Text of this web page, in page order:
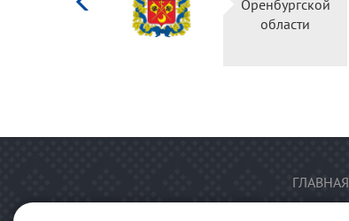
Оренбургской
области
ГЛАВНАЯ